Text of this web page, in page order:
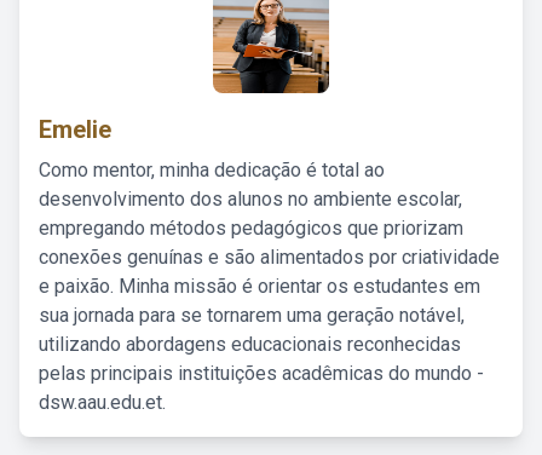
Emelie
Como mentor, minha dedicação é total ao
desenvolvimento dos alunos no ambiente escolar,
empregando métodos pedagógicos que priorizam
conexões genuínas e são alimentados por criatividade
e paixão. Minha missão é orientar os estudantes em
sua jornada para se tornarem uma geração notável,
utilizando abordagens educacionais reconhecidas
pelas principais instituições acadêmicas do mundo -
dsw.aau.edu.et.